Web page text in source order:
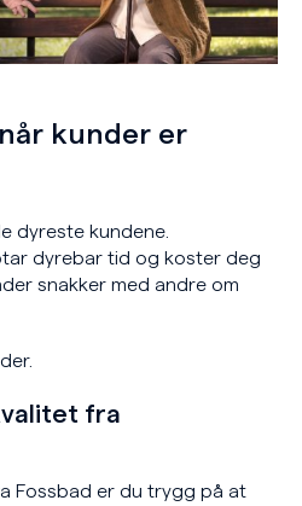
kunder er
dyreste kundene.
dyrebar tid og koster deg
snakker med andre om
fra
Fossbad er du trygg på at